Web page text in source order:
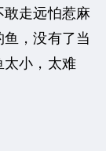
走远怕惹麻
，没有了当
小，太难